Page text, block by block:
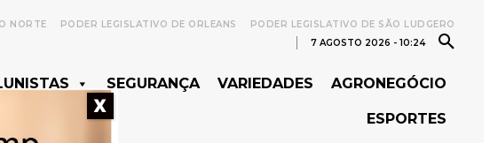
NORTE PODER LEGISLATIVO DE ORLEANS
PODER LEGISLATIVO DE SÃO LUDGERO
7 AGOSTO 2026 - 10:24
SEGURANÇA VARIEDADES AGRONEGÓCIO
ESPORTES
X